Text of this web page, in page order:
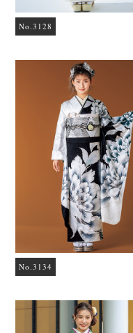
No.3128
No.3134